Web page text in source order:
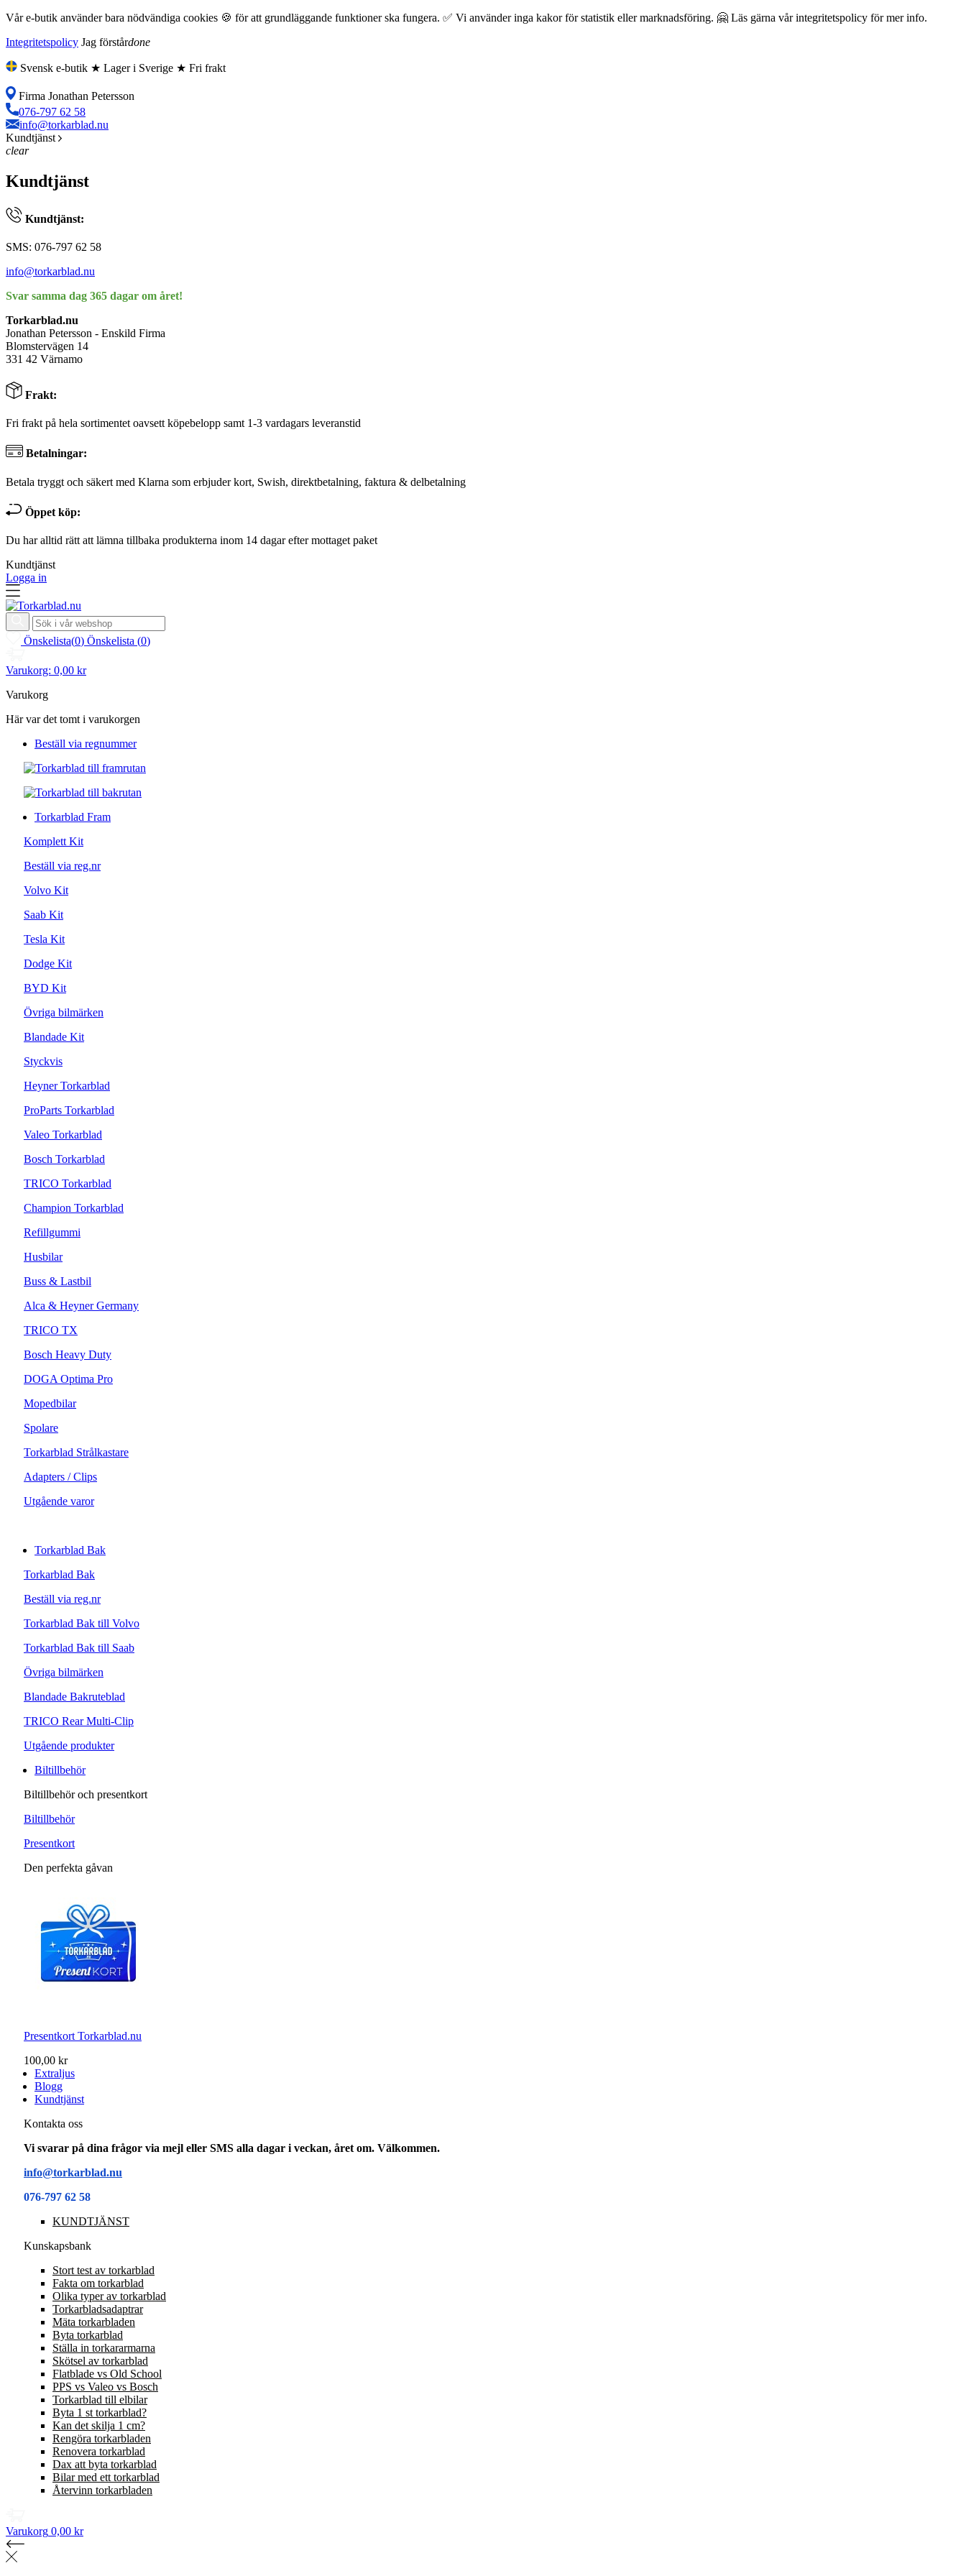
Vår e-butik använder bara nödvändiga cookies 🍪 för att grundläggande funktioner ska fungera. ✅ Vi använder inga kakor för statistik eller marknadsföring. 🤗 Läs gärna vår integritetspolicy för mer info.
Integritetspolicy Jag förstårdone
Svensk e-butik ★ Lager i Sverige ★ Fri frakt
Firma Jonathan Petersson
076-797 62 58
info@torkarblad.nu
Kundtjänst
clear
Kundtjänst
Kundtjänst:
SMS: 076-797 62 58
info@torkarblad.nu
Svar samma dag 365 dagar om året!
Torkarblad.nu
Jonathan Petersson - Enskild Firma
Blomstervägen 14
331 42 Värnamo
Frakt:
Fri frakt på hela sortimentet oavsett köpebelopp samt 1-3 vardagars leveranstid
Betalningar:
Betala tryggt och säkert med Klarna som erbjuder kort, Swish, direktbetalning, faktura & delbetalning
Öppet köp:
Du har alltid rätt att lämna tillbaka produkterna inom 14 dagar efter mottaget paket
Kundtjänst
Logga in
Önskelista(0) Önskelista (0)
Varukorg: 0,00 kr
Varukorg
Här var det tomt i varukorgen
Beställ via regnummer
Torkarblad Fram
Komplett Kit
Beställ via reg.nr
Volvo Kit
Saab Kit
Tesla Kit
Dodge Kit
BYD Kit
Övriga bilmärken
Blandade Kit
Styckvis
Heyner Torkarblad
ProParts Torkarblad
Valeo Torkarblad
Bosch Torkarblad
TRICO Torkarblad
Champion Torkarblad
Refillgummi
Husbilar
Buss & Lastbil
Alca & Heyner Germany
TRICO TX
Bosch Heavy Duty
DOGA Optima Pro
Mopedbilar
Spolare
Torkarblad Strålkastare
Adapters / Clips
Utgående varor
Torkarblad Bak
Torkarblad Bak
Beställ via reg.nr
Torkarblad Bak till Volvo
Torkarblad Bak till Saab
Övriga bilmärken
Blandade Bakruteblad
TRICO Rear Multi-Clip
Utgående produkter
Biltillbehör
Biltillbehör och presentkort
Biltillbehör
Presentkort
Den perfekta gåvan
Presentkort Torkarblad.nu
100,00 kr
Extraljus
Blogg
Kundtjänst
Kontakta oss
Vi svarar på dina frågor via mejl eller SMS alla dagar i veckan, året om. Välkommen.
info@torkarblad.nu
076-797 62 58
KUNDTJÄNST
Kunskapsbank
Stort test av torkarblad
Fakta om torkarblad
Olika typer av torkarblad
Torkarbladsadaptrar
Mäta torkarbladen
Byta torkarblad
Ställa in torkararmarna
Skötsel av torkarblad
Flatblade vs Old School
PPS vs Valeo vs Bosch
Torkarblad till elbilar
Byta 1 st torkarblad?
Kan det skilja 1 cm?
Rengöra torkarbladen
Renovera torkarblad
Dax att byta torkarblad
Bilar med ett torkarblad
Återvinn torkarbladen
Varukorg 0,00 kr